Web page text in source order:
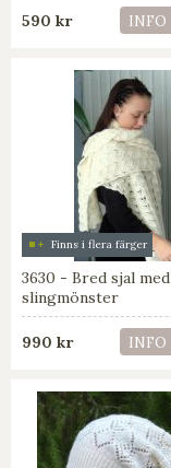
590 kr INFO
Finns i flera färger
3630 - Bred sjal med
slingmönster
990 kr INFO